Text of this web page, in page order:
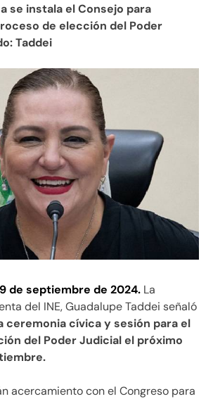
se instala el Consejo para
de elección del Poder
Taddei
de septiembre de 2024. La
del INE, Guadalupe Taddei señaló
ceremonia cívica y sesión para el
del Poder Judicial el próximo
acercamiento con el Congreso para